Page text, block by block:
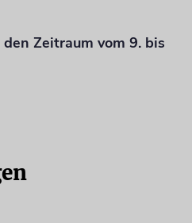
Zeitraum vom 9. bis